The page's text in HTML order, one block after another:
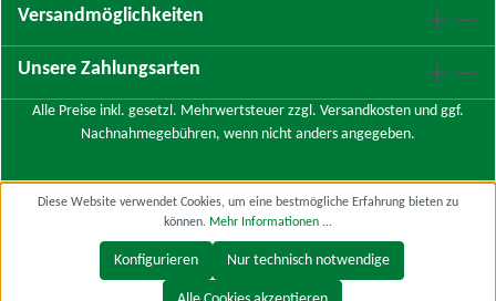
Versandmöglichkeiten
Unsere Zahlungsarten
Alle Preise inkl. gesetzl. Mehrwertsteuer zzgl. Versandkosten und ggf.
Nachnahmegebühren, wenn nicht anders angegeben.
Diese Website verwendet Cookies, um eine bestmögliche Erfahrung bieten zu
können. Mehr Informationen ...
Nur technisch notwendige
Konfigurieren